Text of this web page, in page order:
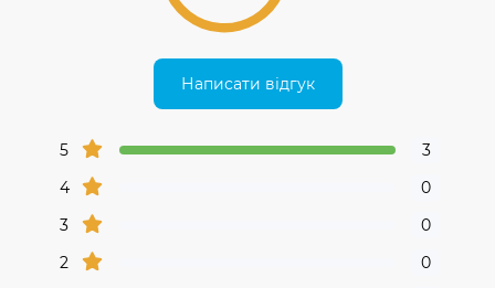
Написати відгук
5
3
4
0
3
0
2
0